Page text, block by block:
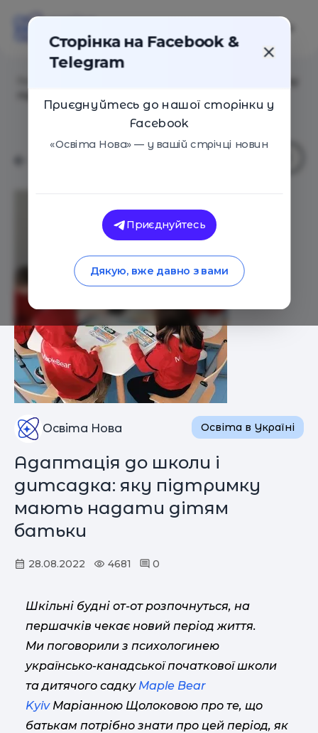
Освіта Нова Освіта в Україні
Адаптація до школи і
дитсадка: яку підтримку
мають надати дітям
батьки
28.08.2022 4681 0
Шкільні будні от-от розпочнуться, на
першачків чекає новий період життя.
Ми поговорили з психологинею
українсько-канадської початкової школи
та дитячого садку Maple Bear
Kyiv Маріанною Щолоковою про те, що
батькам потрібно знати про цей період, як
Сторінка на Facebook &
Telegram
Приєднуйтесь до нашої сторінки у
Facebook
«Освіта Нова» — у вашій стрічці новин
Приєднуйтесь
Дякую, вже давно з вами